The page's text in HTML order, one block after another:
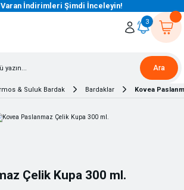
Varan İndirimleri Şimdi İnceleyin!
Ara
3
& Suluk Bardak Bardaklar Kovea
Çelik Kupa 300 ml.